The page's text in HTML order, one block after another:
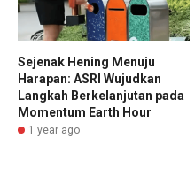
Sejenak Hening Menuju
Harapan: ASRI Wujudkan
Langkah Berkelanjutan pada
Momentum Earth Hour
1 year ago